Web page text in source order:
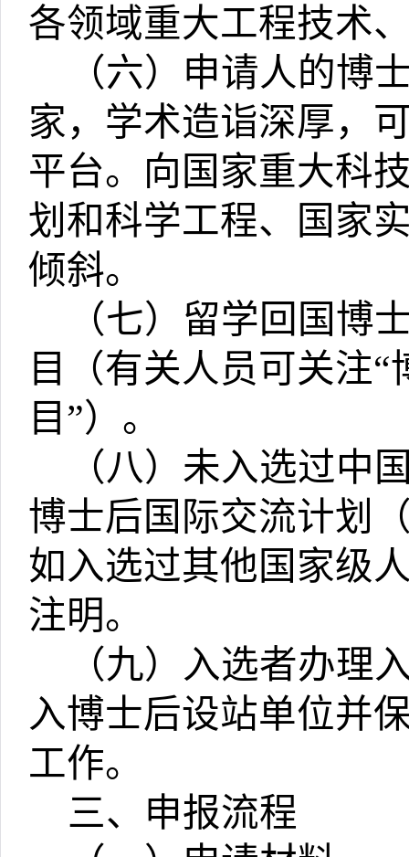
各领域重大工程技术
（六）申请人的博
家，学术造诣深厚，
平台。向国家重大科
划和科学工程、国家
倾斜。
（七）留学回国博
目（有关人员可关注“
目 ”）。
（八）未入选过中
博士后国际交流计划
如入选过其他国家级
注明。
（九）入选者办理
入博士后设站单位并
工作。
三、申报流程